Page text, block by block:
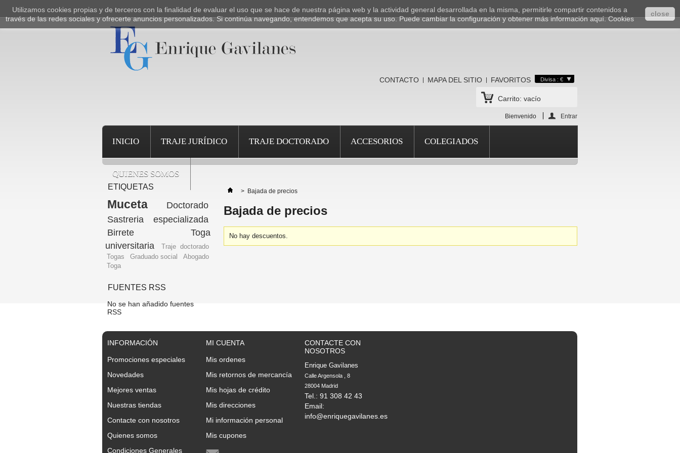
Divisa : €
CONTACTO MAPA DEL SITIO FAVORITOS
Carrito: vacío
Bienvenido Entrar
INICIO TRAJE JURÍDICO TRAJE DOCTORADO ACCESORIOS COLEGIADOS
QUIENES SOMOS
ETIQUETAS
Muceta
Doctorado
Sastreria especializada
Birrete
Toga
universitaria
Traje doctorado
Togas
Graduado social
Abogado
Toga
FUENTES RSS
No se han añadido fuentes
RSS
> Bajada de precios
Bajada de precios
No hay descuentos.
INFORMACIÓN
Promociones especiales
Novedades
Mejores ventas
Nuestras tiendas
Contacte con nosotros
Quienes somos
Condiciones Generales
MI CUENTA
Mis ordenes
Mis retornos de mercancía
Mis hojas de crédito
Mis direcciones
Mi información personal
Mis cupones
CONTACTE CON
NOSOTROS
Enrique Gavilanes
Calle Argensola , 8
28004 Madrid
Tel.: 91 308 42 43
Email:
info@enriquegavilanes.es
Utilizamos cookies propias y de terceros con la finalidad de evaluar el uso que se hace de nuestra página web y la actividad general desarrollada en la misma, permitirle compartir contenidos a
través de las redes sociales y ofrecerte anuncios personalizados. Si continúa navegando, entendemos que acepta su uso. Puede cambiar la configuración y obtener más información aquí.Cookies
close